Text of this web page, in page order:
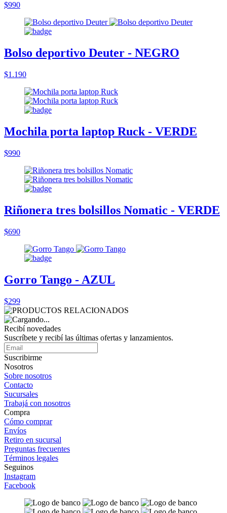
$990
Bolso deportivo Deuter - NEGRO
$1.190
Mochila porta laptop Ruck - VERDE
$990
Riñonera tres bolsillos Nomatic - VERDE
$690
Gorro Tango - AZUL
$299
Recibí novedades
Suscríbete y recibí las últimas ofertas y lanzamientos.
Suscribirme
Nosotros
Sobre nosotros
Contacto
Sucursales
Trabajá con nosotros
Compra
Cómo comprar
Envíos
Retiro en sucursal
Preguntas frecuentes
Términos legales
Seguinos
Instagram
Facebook